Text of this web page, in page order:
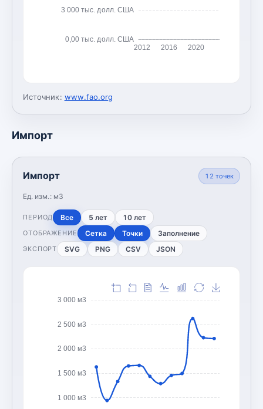
0,00 тыс. долл. США
3 000 тыс. долл. США
2012 2016 2020
Источник: www.fao.org
Импорт
Импорт
Ед. изм.: м3
12 точек
ПЕРИОД Все 5 лет 10 лет
ОТОБРАЖЕНИЕ Сетка Точки Заполнение
ЭКСПОРТ SVG PNG CSV JSON
1 000 м3
1 500 м3
2 000 м3
2 500 м3
3 000 м3